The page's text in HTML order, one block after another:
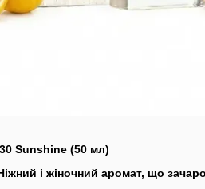
Sunshine (50 мл)
і жіночний аромат, що